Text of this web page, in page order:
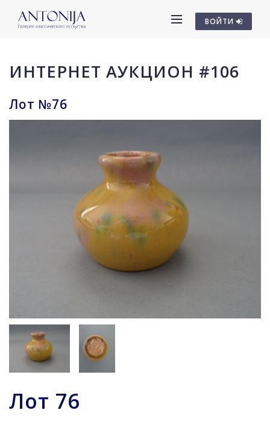
ВОЙТИ
ИНТЕРНЕТ АУКЦИОН #106
Лот №76
Лот 76